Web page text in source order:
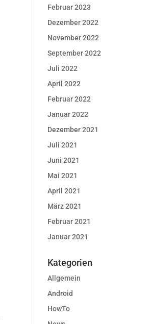
Februar 2023
Dezember 2022
November 2022
September 2022
Juli 2022
April 2022
Februar 2022
Januar 2022
Dezember 2021
Juli 2021
Juni 2021
Mai 2021
April 2021
März 2021
Februar 2021
Januar 2021
Kategorien
Allgemein
Android
HowTo